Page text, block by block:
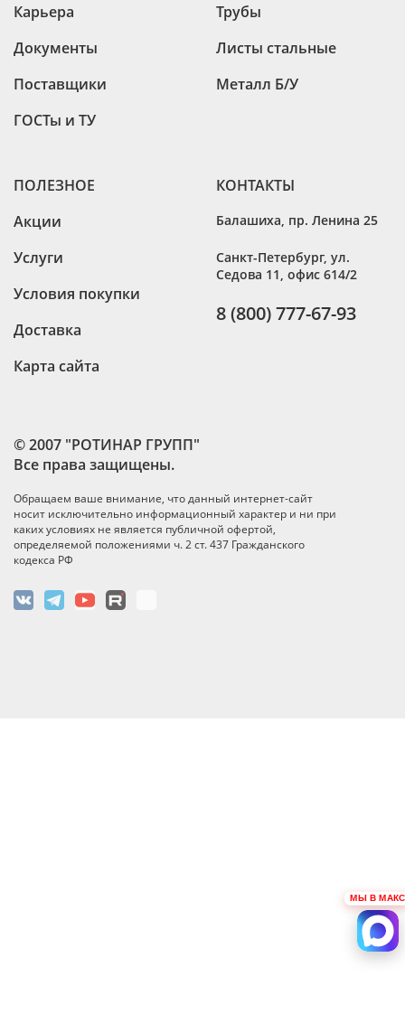
© 2007 "РОТИНАР ГРУПП"
Все права защищены.
Обращаем ваше внимание, что данный интернет-сайт
носит исключительно информационный характер и ни при
каких условиях не является публичной офертой,
определяемой положениями ч. 2 ст. 437 Гражданского
кодекса РФ
Карьера
Документы
Поставщики
ГОСТы и ТУ
Трубы
Листы стальные
Металл Б/У
ПОЛЕЗНОЕ
Акции
Услуги
Условия покупки
Доставка
Карта сайта
КОНТАКТЫ
Балашиха пр. Ленина 25
Санкт-Петербург, ул.
Седова 11, офис 614/2
8 (800) 777-67-93
МЫ В МАКС